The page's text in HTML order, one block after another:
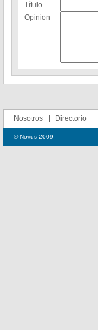
Título
Opinion
Nosotros Directorio
© Novus 2009